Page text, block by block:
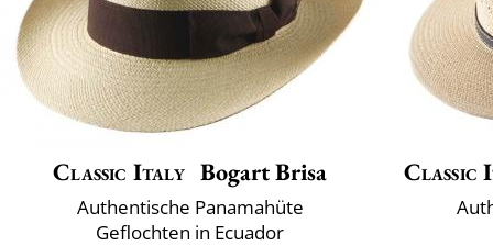
Classic Italy Bogart Brisa
Authentische Panamahüte
Geflochten in Ecuador
Classic